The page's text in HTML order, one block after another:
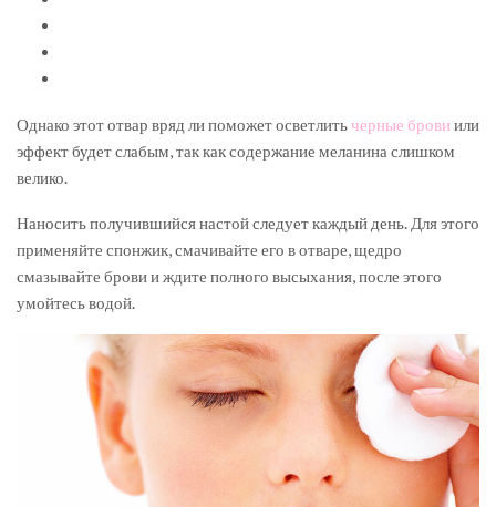
Однако этот отвар вряд ли поможет осветлитьчерные брови или
эффект будет слабым, так как содержание меланина слишком
велико.
Наносить получившийся настой следует каждый день. Для этого
применяйте спонжик, смачивайте его в отваре, щедро
смазывайте брови и ждите полного высыхания, после этого
умойтесь водой.